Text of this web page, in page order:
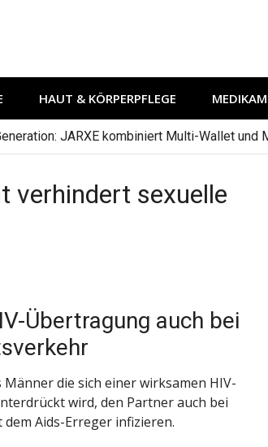
HAUT & KÖRPERPFLEGE
JARXE kombiniert Multi-Wallet
verhindert sexuelle
Übertragung auch bei
die sich einer wirksamen HIV-
wird, den Partner auch bei
Aids-Erreger infizieren.